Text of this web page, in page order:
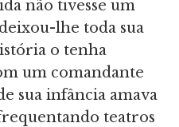
não tivesse um
lhe toda sua
o tenha
um comandante
sua infância amava
teatros